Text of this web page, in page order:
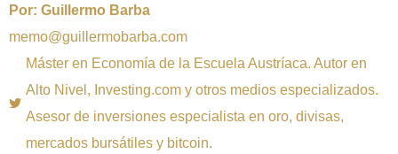
Por: Guillermo Barba
memo@guillermobarba.com
Máster en Economía de la Escuela Austríaca. Autor en
Alto Nivel, Investing.com y otros medios especializados.
Asesor de inversiones especialista en oro, divisas,
mercados bursátiles y bitcoin.